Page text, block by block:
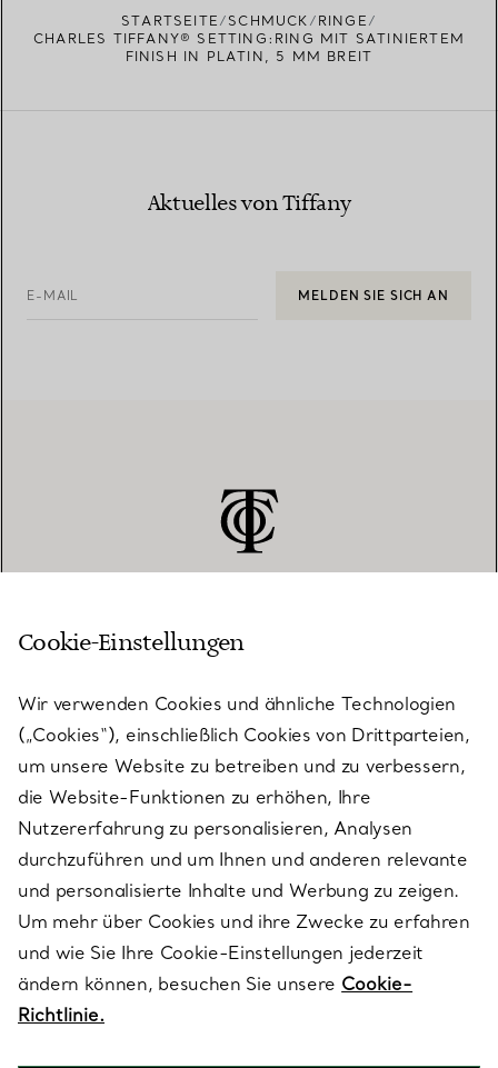
STARTSEITE SCHMUCK
RINGE
CHARLES TIFFANY® SETTING:RING MIT SATINIERTEM
FINISH IN PLATIN, 5 MM BREIT
Aktuelles von Tiffany
E-MAIL MELDEN SIE SICH AN
KUNDENSERVICE
SERVICES
ÜBER TIFFANY & CO.
RECHTLICHE HINWEISE
FOLGEN SIE UNS
Cookie-Einstellungen
Wir verwenden Cookies und ähnliche Technologien
(„Cookies“), einschließlich Cookies von Drittparteien,
um unsere Website zu betreiben und zu verbessern,
die Website-Funktionen zu erhöhen, Ihre
Nutzererfahrung zu personalisieren, Analysen
durchzuführen und um Ihnen und anderen relevante
und personalisierte Inhalte und Werbung zu zeigen.
Um mehr über Cookies und ihre Zwecke zu erfahren
und wie Sie Ihre Cookie-Einstellungen jederzeit
ändern können, besuchen Sie unsere Cookie-
Richtlinie.